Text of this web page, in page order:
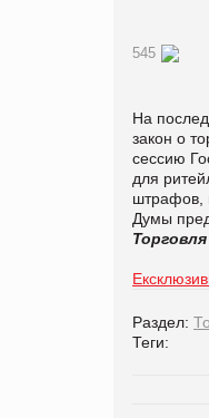
545
На
закон о
сессию
для
штрафов,
Думы
Раздел:
Теги: